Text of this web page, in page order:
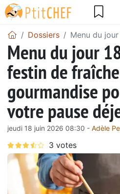
Dossiers Menu du
Menu du jour
festin de
gourmandise
votre pause
jeudi 18 juin 2026 08:30 - Adèle